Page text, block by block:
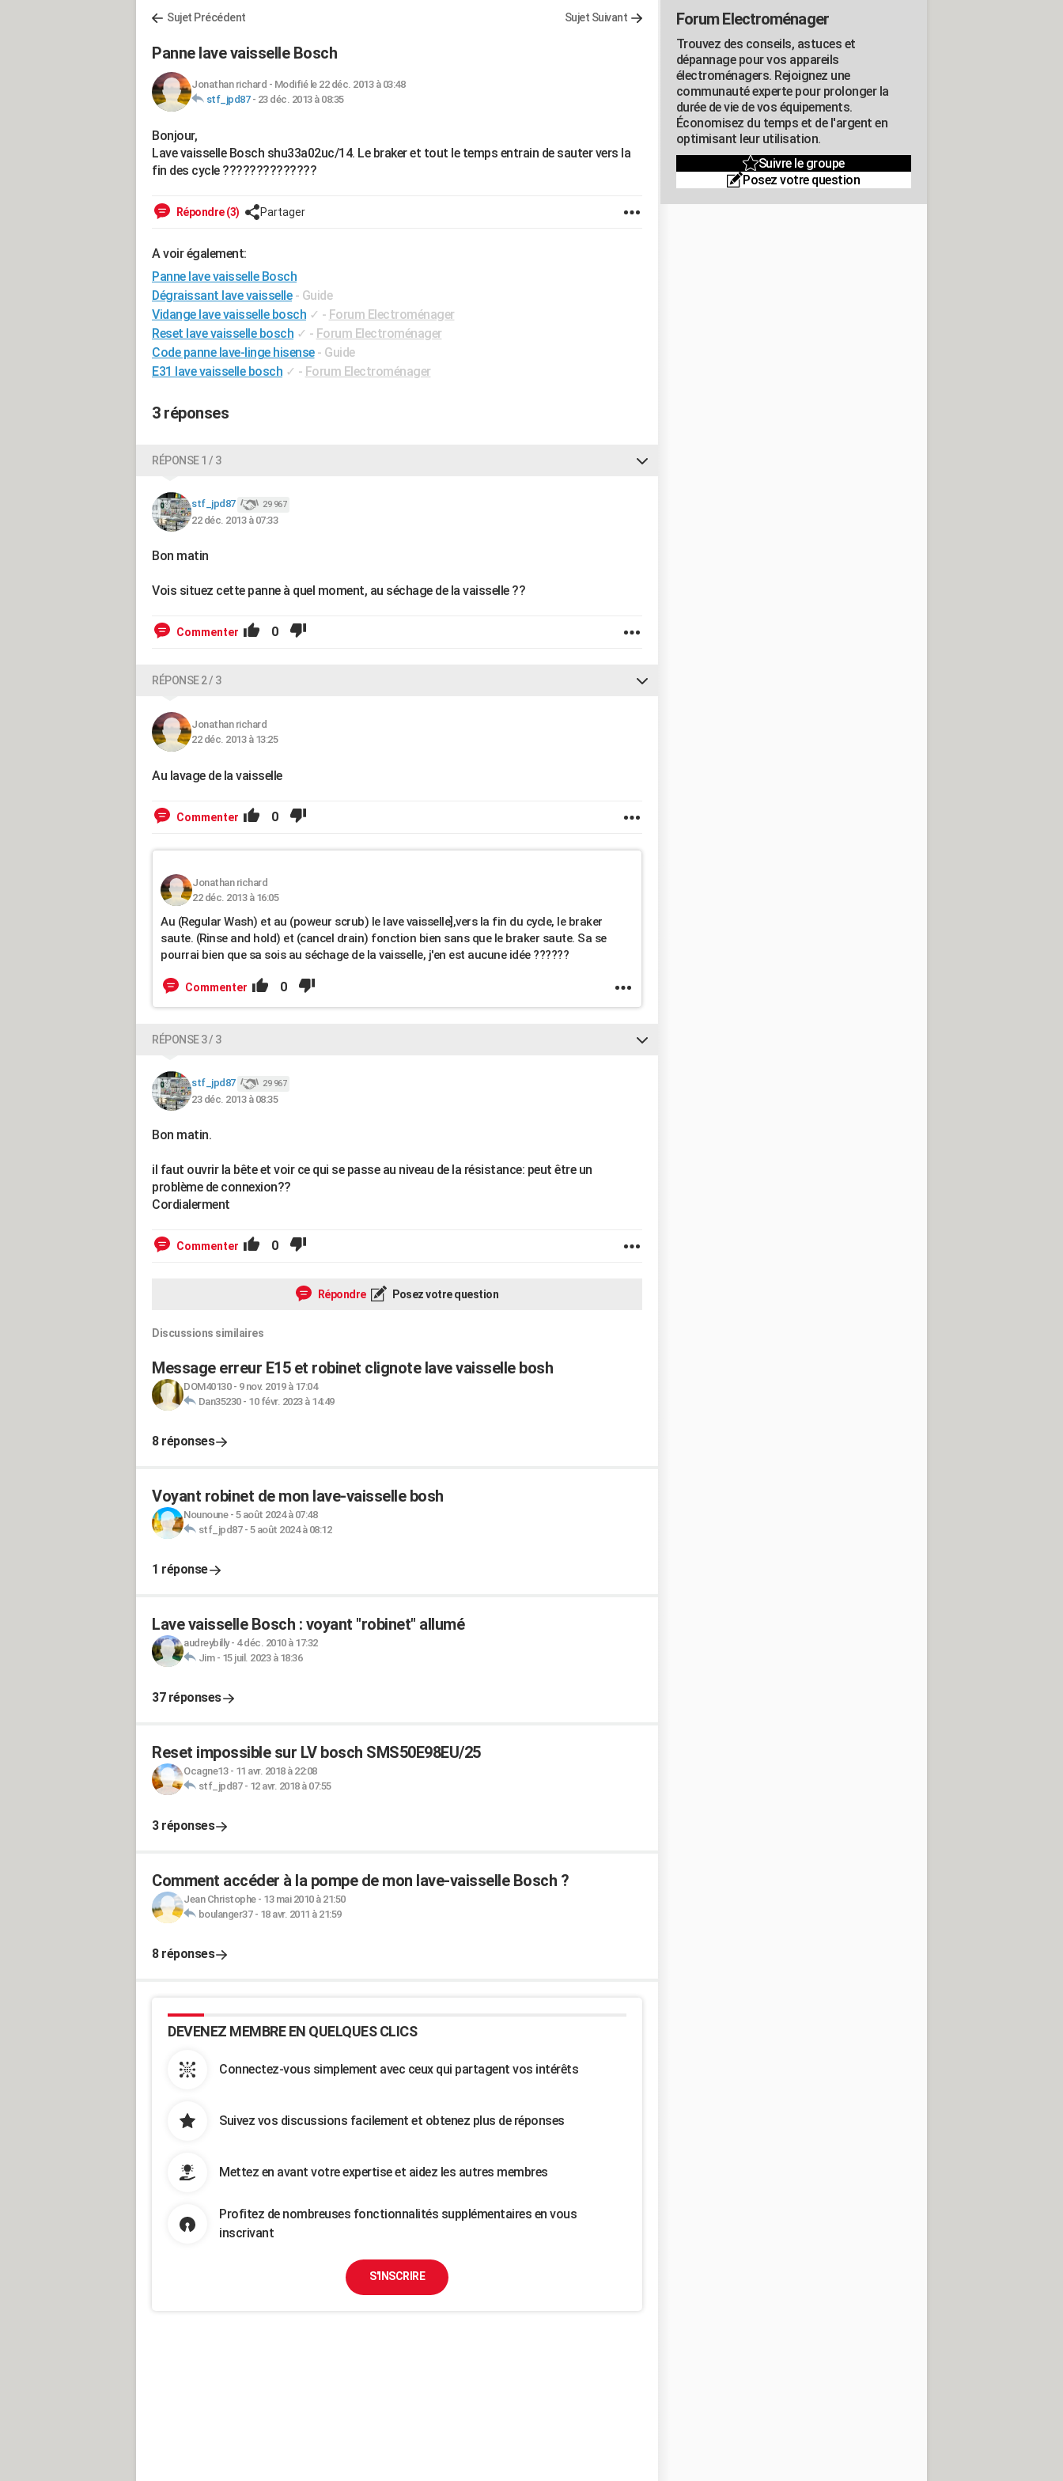
Sujet Précédent Sujet Suivant
Panne lave vaisselle Bosch
Jonathan richard - Modifié le 22 déc. 2013 à 03:48
stf_jpd87- 23 déc. 2013 à 08:35
Bonjour,
Lave vaisselle Bosch shu33a02uc/14. Le braker et tout le temps entrain de sauter vers la
fin des cycle ??????????????
Répondre (3) Partager
A voir également:
Panne lave vaisselle Bosch
Dégraissant lave vaisselle - Guide
Vidange lave vaisselle bosch ✓ - Forum Electroménager
Reset lave vaisselle bosch ✓ - Forum Electroménager
Code panne lave-linge hisense - Guide
E31 lave vaisselle bosch ✓ - Forum Electroménager
3 réponses
RÉPONSE 1 / 3
stf_jpd87 29 967
22 déc. 2013 à 07:33
Bon matin
Vois situez cette panne à quel moment, au séchage de la vaisselle ??
Commenter 0
RÉPONSE 2 / 3
Jonathan richard
22 déc. 2013 à 13:25
Au lavage de la vaisselle
Commenter 0
Jonathan richard
22 déc. 2013 à 16:05
Au (Regular Wash) et au (poweur scrub) le lave vaisselle],vers la fin du cycle, le braker
saute. (Rinse and hold) et (cancel drain) fonction bien sans que le braker saute. Sa se
pourrai bien que sa sois au séchage de la vaisselle, j'en est aucune idée ??????
Commenter 0
RÉPONSE 3 / 3
stf_jpd87 29 967
23 déc. 2013 à 08:35
Bon matin.
il faut ouvrir la bête et voir ce qui se passe au niveau de la résistance: peut être un
problème de connexion??
Cordialerment
Commenter 0
Répondre Posez votre question
Discussions similaires
Message erreur E15 et robinet clignote lave vaisselle bosh
DOM40130- 9 nov. 2019 à 17:04
Dan35230- 10 févr. 2023 à 14:49
8 réponses
Voyant robinet de mon lave-vaisselle bosh
Nounoune- 5 août 2024 à 07:48
stf_jpd87- 5 août 2024 à 08:12
1 réponse
Lave vaisselle Bosch : voyant "robinet" allumé
audreybilly- 4 déc. 2010 à 17:32
Jim- 15 juil. 2023 à 18:36
37 réponses
Reset impossible sur LV bosch SMS50E98EU/25
Ocagne13- 11 avr. 2018 à 22:08
stf_jpd87- 12 avr. 2018 à 07:55
3 réponses
Comment accéder à la pompe de mon lave-vaisselle Bosch ?
Jean Christophe- 13 mai 2010 à 21:50
boulanger37- 18 avr. 2011 à 21:59
8 réponses
DEVENEZ MEMBRE EN QUELQUES CLICS
Connectez-vous simplement avec ceux qui partagent vos intérêts
Suivez vos discussions facilement et obtenez plus de réponses
Mettez en avant votre expertise et aidez les autres membres
Profitez de nombreuses fonctionnalités supplémentaires en vous
inscrivant
S'INSCRIRE
Forum Electroménager
Trouvez des conseils, astuces et
dépannage pour vos appareils
électroménagers. Rejoignez une
communauté experte pour prolonger la
durée de vie de vos équipements.
Économisez du temps et de l'argent en
optimisant leur utilisation.
Suivre le groupe
Posez votre question